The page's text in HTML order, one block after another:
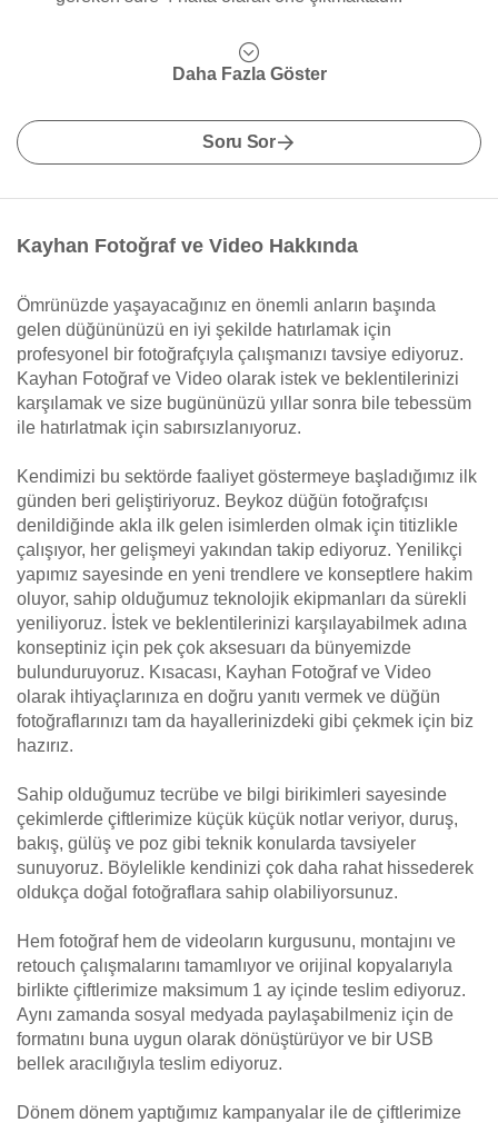
Daha Fazla Göster
Soru Sor
Kayhan Fotoğraf ve Video Hakkında
Ömrünüzde yaşayacağınız en önemli anların başında
gelen düğününüzü en iyi şekilde hatırlamak için
profesyonel bir fotoğrafçıyla çalışmanızı tavsiye ediyoruz.
Kayhan Fotoğraf ve Video olarak istek ve beklentilerinizi
karşılamak ve size bugününüzü yıllar sonra bile tebessüm
ile hatırlatmak için sabırsızlanıyoruz.
Kendimizi bu sektörde faaliyet göstermeye başladığımız ilk
günden beri geliştiriyoruz. Beykoz düğün fotoğrafçısı
denildiğinde akla ilk gelen isimlerden olmak için titizlikle
çalışıyor, her gelişmeyi yakından takip ediyoruz. Yenilikçi
yapımız sayesinde en yeni trendlere ve konseptlere hakim
oluyor, sahip olduğumuz teknolojik ekipmanları da sürekli
yeniliyoruz. İstek ve beklentilerinizi karşılayabilmek adına
konseptiniz için pek çok aksesuarı da bünyemizde
bulunduruyoruz. Kısacası, Kayhan Fotoğraf ve Video
olarak ihtiyaçlarınıza en doğru yanıtı vermek ve düğün
fotoğraflarınızı tam da hayallerinizdeki gibi çekmek için biz
hazırız.
Sahip olduğumuz tecrübe ve bilgi birikimleri sayesinde
çekimlerde çiftlerimize küçük küçük notlar veriyor, duruş,
bakış, gülüş ve poz gibi teknik konularda tavsiyeler
sunuyoruz. Böylelikle kendinizi çok daha rahat hissederek
oldukça doğal fotoğraflara sahip olabiliyorsunuz.
Hem fotoğraf hem de videoların kurgusunu, montajını ve
retouch çalışmalarını tamamlıyor ve orijinal kopyalarıyla
birlikte çiftlerimize maksimum 1 ay içinde teslim ediyoruz.
Aynı zamanda sosyal medyada paylaşabilmeniz için de
formatını buna uygun olarak dönüştürüyor ve bir USB
bellek aracılığıyla teslim ediyoruz.
Dönem dönem yaptığımız kampanyalar ile de çiftlerimize